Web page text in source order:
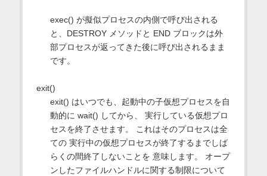
exec() が擬似プロセスの内側で呼び出される
と、DESTROY メソッドと END ブロックは外
部プロセスが返ってきた後に呼び出されるまま
です。
exit()
exit() はいつでも、起動中の子仮想プロセスを自
動的に wait() してから、 実行している仮想プロ
セスを終了させます。 これはそのプロセスは全
ての 実行中の仮想プロセスが終了するまでしば
らくの間終了しないことを 意味します。 オープ
ンしたファイルハンドルに関する制限について